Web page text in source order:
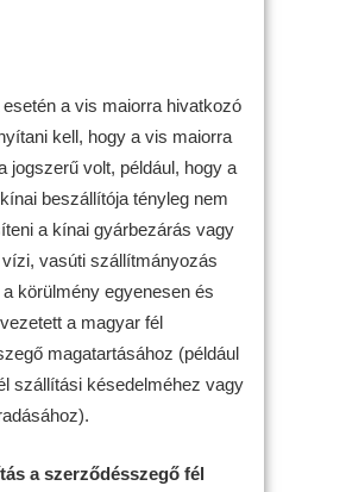
a vis maiorra hivatkozó
kell, hogy a vis maiorra
jogszerű volt, például, hogy a
beszállítója tényleg nem
a kínai gyárbezárás vagy
vasúti szállítmányozás
körülmény egyenesen és
a magyar fél
magatartásához (például
szállítási késedelméhez vagy
a szerződésszegő fél